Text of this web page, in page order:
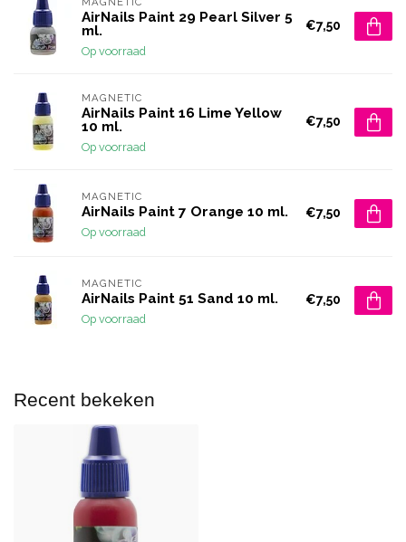
AirNails Paint 29 Pearl Silver 5
ml.
Op voorraad
€7,50
MAGNETIC
AirNails Paint 16 Lime Yellow
10 ml.
Op voorraad
€7,50
MAGNETIC
AirNails Paint 7 Orange 10 ml.
Op voorraad
€7,50
MAGNETIC
AirNails Paint 51 Sand 10 ml.
Op voorraad
€7,50
Recent bekeken